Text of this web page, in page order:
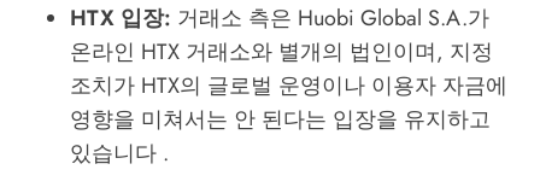
HTX 입장: 거래소 측은 Huobi Global S.A.가
온라인 HTX 거래소와 별개의 법인이며, 지정
조치가 HTX의 글로벌 운영이나 이용자 자금에
영향을 미쳐서는 안 된다는 입장을 유지하고
있습니다 .